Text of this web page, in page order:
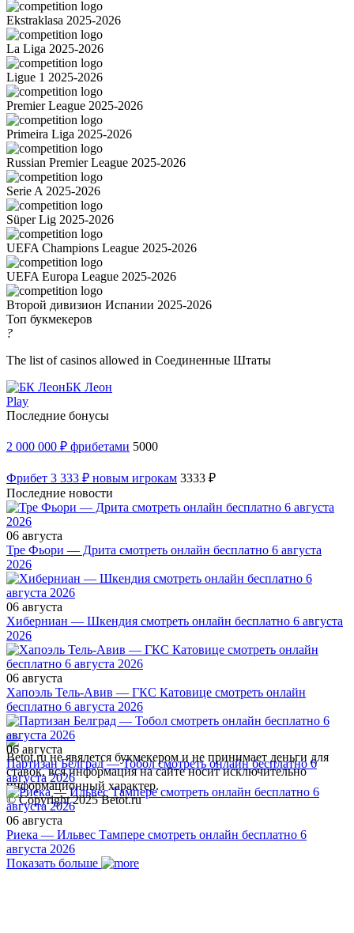
Ekstraklasa 2025-2026
La Liga 2025-2026
Ligue 1 2025-2026
Premier League 2025-2026
Primeira Liga 2025-2026
Russian Premier League 2025-2026
Serie A 2025-2026
Süper Lig 2025-2026
UEFA Champions League 2025-2026
UEFA Europa League 2025-2026
Второй дивизион Испании 2025-2026
Топ букмекеров
?
The list of casinos allowed in Соединенные Штаты
БК Леон
Play
Последние бонусы
2 000 000 ₽ фрибетами 5000
Фрибет 3 333 ₽ новым игрокам 3333 ₽
Последние новости
06 августа
Тре Фьори — Дрита смотреть онлайн бесплатно 6 августа
2026
06 августа
Хиберниан — Шкендия смотреть онлайн бесплатно 6 августа
2026
06 августа
Хапоэль Тель-Авив — ГКС Катовице смотреть онлайн
бесплатно 6 августа 2026
06 августа
Партизан Белград — Тобол смотреть онлайн бесплатно 6
августа 2026
06 августа
Риека — Ильвес Тампере смотреть онлайн бесплатно 6
августа 2026
Показать больше
Betot.ru не явялется букмекером и не принимает деньги для
ставок, вся информация на сайте носит исключительно
информационный характер.
© Copyright 2025 Betot.ru